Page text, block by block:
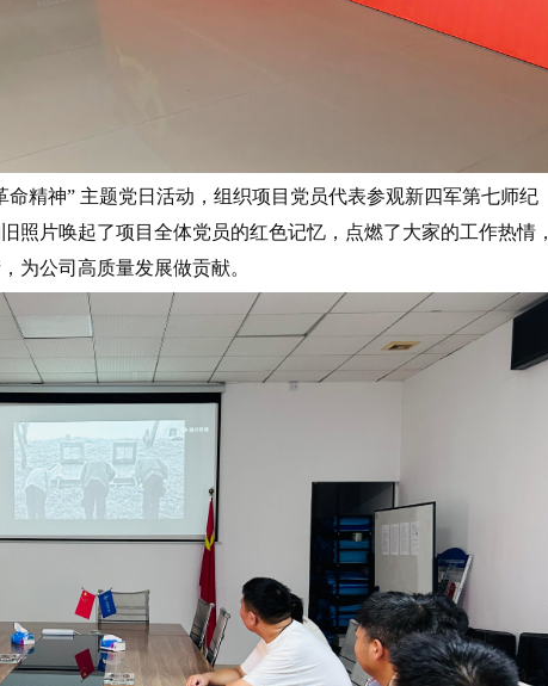
精神” 主题党日活动，组织项目党员代表参观新四军第七师纪
照片唤起了项目全体党员的红色记忆，点燃了大家的工作热情，
为公司高质量发展做贡献。